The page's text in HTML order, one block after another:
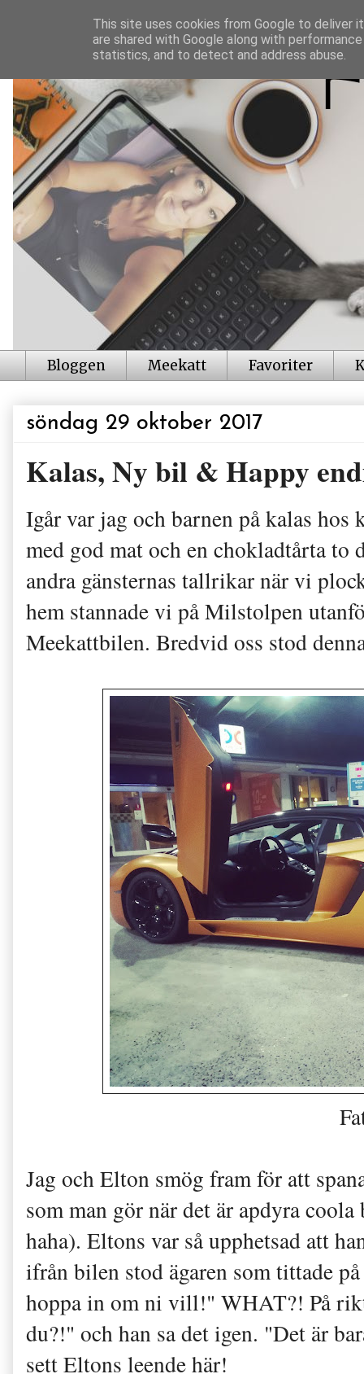
Bloggen Meekatt Favoriter
söndag 29 oktober 2017
Kalas, Ny bil & Happy
Igår var jag och barnen på kalas
med god mat och en chokladtårta
andra gänsternas tallrikar när vi
hem stannade vi på Milstolpen
Meekattbilen. Bredvid oss stod
Jag och Elton smög fram för att
som man gör när det är apdyra
haha). Eltons var så upphetsad att
ifrån bilen stod ägaren som tittade
hoppa in om ni vill!" WHAT?! På
du?!" och han sa det igen. "Det är
sett Eltons leende här!
This site uses cookies from Google to deliver
are shared with Google along with
statistics, and to detect and address abuse.